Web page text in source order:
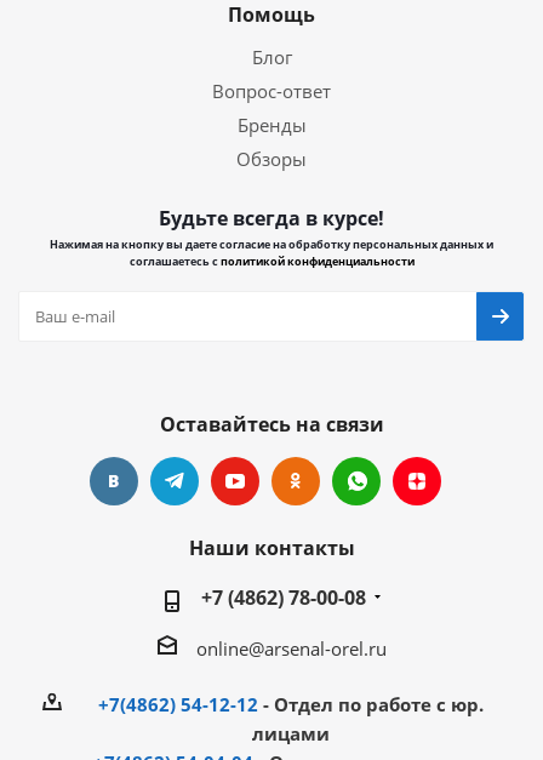
Помощь
Блог
Вопрос-ответ
Бренды
Обзоры
Будьте всегда в курсе!
Нажимая на кнопку вы даете согласие на обработку персональных данных и
соглашаетесь сполитикой конфиденциальности
Оставайтесь на связи
Наши контакты
+7 (4862) 78-00-08
online@arsenal-orel.ru
+7(4862) 54-12-12 - Отдел по работе с юр.
лицами